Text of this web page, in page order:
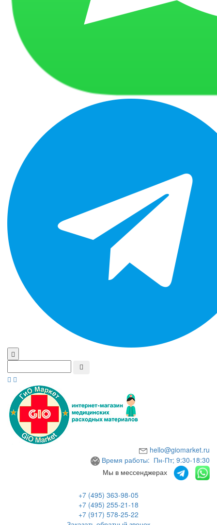
hello@giomarket.ru
Время работы: Пн-Пт; 9:30-18:30
Мы в мессенджерах
+7 (495) 363-98-05
+7 (495) 255-21-18
+7 (917) 578-25-22